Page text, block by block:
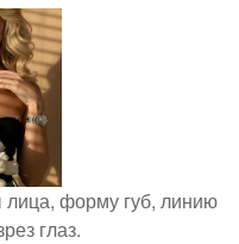
форму губ, линию
глаз.